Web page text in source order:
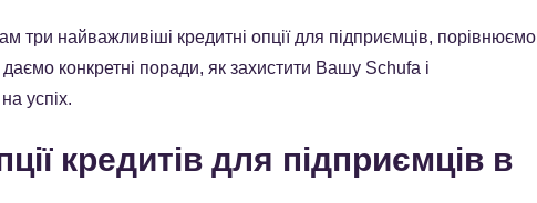
три найважливіші кредитні опції для підприємців, порівнюємо
конкретні поради, як захистити Вашу Schufa і
успіх.
кредитів для підприємців в